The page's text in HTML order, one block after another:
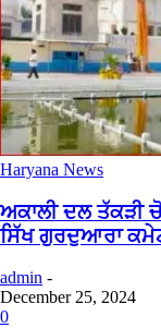
Haryana News
ਅਕਾਲੀ ਦਲ ਤੱਕੜੀ
ਸਿੱਖ ਗੁਰਦੁਆਰਾ
admin -
December 25, 2024
0